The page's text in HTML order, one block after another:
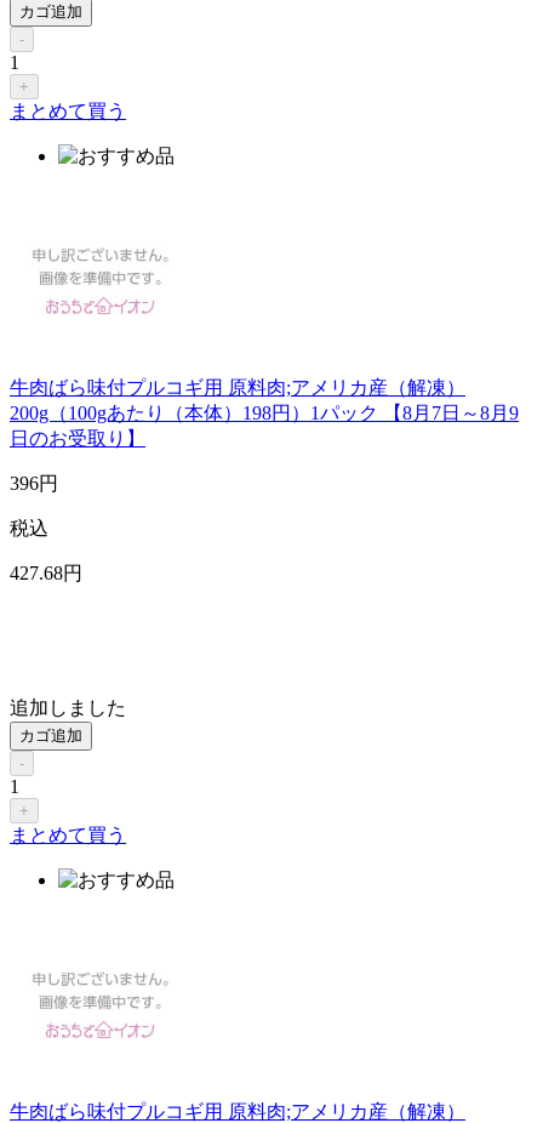
カゴ追加
-
1
+
まとめて買う
牛肉ばら味付プルコギ用 原料肉;アメリカ産（解凍）
200g（100gあたり（本体）198円）1パック 【8月7日～8月9
日のお受取り】
396円
税込
427.68円
追加しました
カゴ追加
-
1
+
まとめて買う
牛肉ばら味付プルコギ用 原料肉;アメリカ産（解凍）